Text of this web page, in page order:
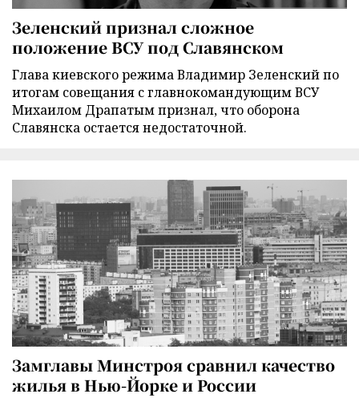
Зеленский признал сложное
положение ВСУ под Славянском
Глава киевского режима Владимир Зеленский по
итогам совещания с главнокомандующим ВСУ
Михаилом Драпатым признал, что оборона
Славянска остается недостаточной.
Замглавы Минстроя сравнил качество
жилья в Нью-Йорке и России